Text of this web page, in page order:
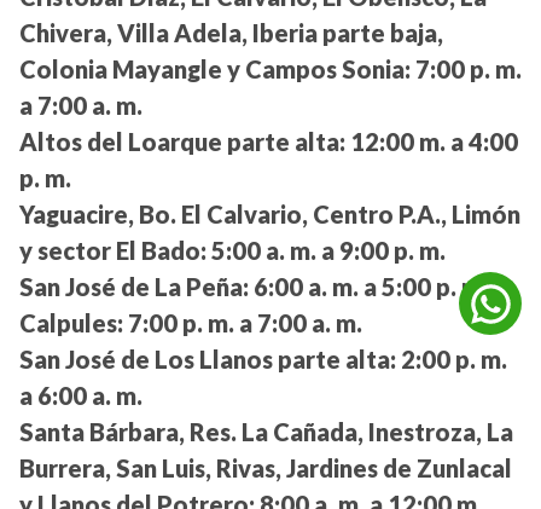
Chivera, Villa Adela, Iberia parte baja,
Colonia Mayangle y Campos Sonia: 7:00 p. m.
a 7:00 a. m.
Altos del Loarque parte alta: 12:00 m. a 4:00
p. m.
Yaguacire, Bo. El Calvario, Centro P.A., Limón
y sector El Bado: 5:00 a. m. a 9:00 p. m.
San José de La Peña: 6:00 a. m. a 5:00 p. m.
Calpules: 7:00 p. m. a 7:00 a. m.
San José de Los Llanos parte alta: 2:00 p. m.
a 6:00 a. m.
Santa Bárbara, Res. La Cañada, Inestroza, La
Burrera, San Luis, Rivas, Jardines de Zunlacal